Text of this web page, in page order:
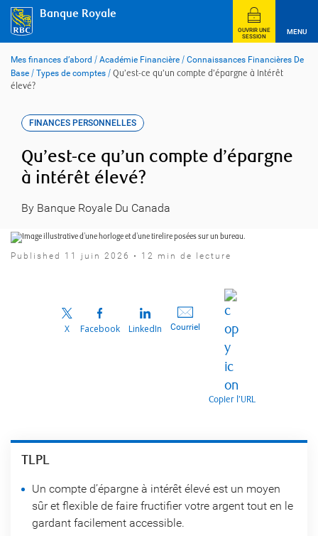
content
Banque Royale
OUVRIR UNE
SESSION
MENU
Mes finances d’abord / Académie Financière / Connaissances Financières De
Base / Types de comptes / Qu’est-ce qu’un compte d’épargne à intérêt
élevé?
FINANCES PERSONNELLES
Qu’est-ce qu’un compte d’épargne
à intérêt élevé?
By Banque Royale Du Canada
Published 11 juin 2026 • 12 min de lecture
TLPL
Un compte d’épargne à intérêt élevé est un moyen
sûr et flexible de faire fructifier votre argent tout en le
gardant facilement accessible.
X Facebook LinkedIn Courriel
Copier l’URL